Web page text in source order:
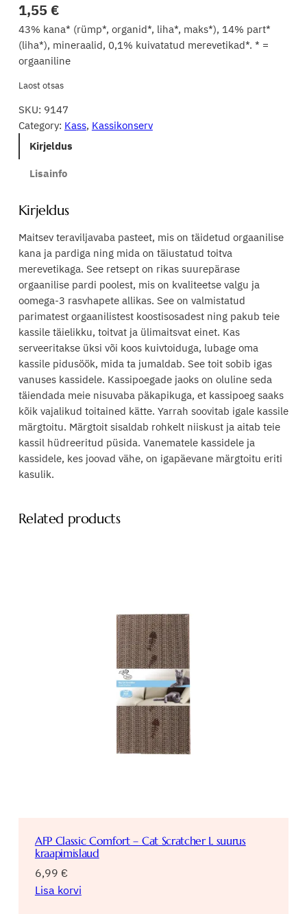
1,55 €
43% kana* (rümp*, organid*, liha*, maks*), 14% part*
(liha*), mineraalid, 0,1% kuivatatud merevetikad*. * =
orgaaniline
Laost otsas
SKU: 9147
Category: Kass, Kassikonserv
Kirjeldus
Lisainfo
Kirjeldus
Maitsev teraviljavaba pasteet, mis on täidetud orgaanilise
kana ja pardiga ning mida on täiustatud toitva
merevetikaga. See retsept on rikas suurepärase
orgaanilise pardi poolest, mis on kvaliteetse valgu ja
oomega-3 rasvhapete allikas. See on valmistatud
parimatest orgaanilistest koostisosadest ning pakub teie
kassile täielikku, toitvat ja ülimaitsvat einet. Kas
serveeritakse üksi või koos kuivtoiduga, lubage oma
kassile pidusöök, mida ta jumaldab. See toit sobib igas
vanuses kassidele. Kassipoegade jaoks on oluline seda
täiendada meie nisuvaba päkapikuga, et kassipoeg saaks
kõik vajalikud toitained kätte. Yarrah soovitab igale kassile
märgtoitu. Märgtoit sisaldab rohkelt niiskust ja aitab teie
kassil hüdreeritud püsida. Vanematele kassidele ja
kassidele, kes joovad vähe, on igapäevane märgtoitu eriti
kasulik.
Related products
AFP Classic Comfort – Cat Scratcher L suurus
kraapimislaud
6,99 €
Lisa korvi